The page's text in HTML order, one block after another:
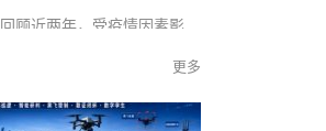
回顾近两年，受疫情因素影
领域都遭受了来自市场 “不确
更多